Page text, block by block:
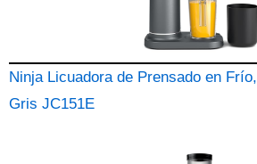
Ninja Licuadora de Prensado en Frío,
Gris JC151E